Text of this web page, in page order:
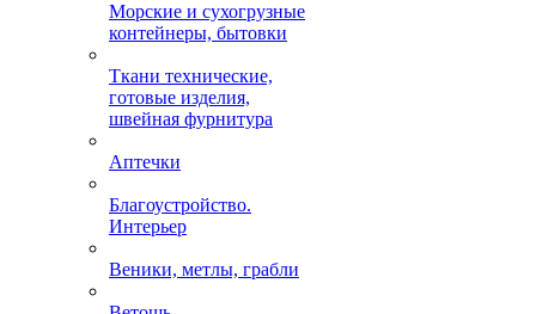
Морские и сухогрузные
контейнеры, бытовки
Ткани технические,
готовые изделия,
швейная фурнитура
Аптечки
Благоустройство.
Интерьер
Веники, метлы, грабли